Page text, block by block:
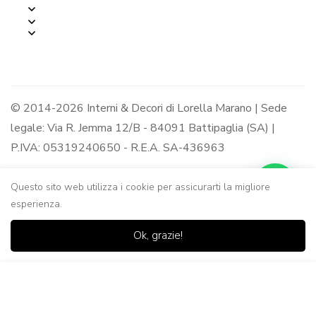
© 2014-2026 Interni & Decori di Lorella Marano | Sede
legale: Via R. Jemma 12/B - 84091 Battipaglia (SA) |
P.IVA: 05319240650 - R.E.A. SA-436963
Questo sito web utilizza i cookie per assicurarti la migliore
esperienza.
Ok, grazie!
Casa Negozio
0
Lista dei Carrello Ricerca